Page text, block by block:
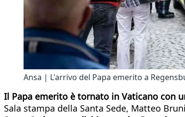
Ansa | L'arrivo del Papa emerito a
Il Papa emerito è tornato in Vaticano con
Sala stampa della Santa Sede, Matteo